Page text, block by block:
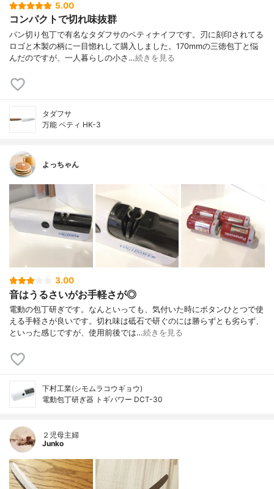
5.00
コンパクトで切れ味抜群
パン切り包丁で有名なタダフサのペティナイフです。刃に刻印されてる
ロゴと木製の柄に一目惚れして購入しました。170mmの三徳包丁と悩
んだのですが、一人暮らしの小さ…続きを見る
タダフサ
万能 ペティ HK-3
よっちゃん
3.00
音はうるさいがお手軽さが◎
電動の包丁研ぎです。なんといっても、気付いた時にボタンひとつで使
える手軽さが良いです。切れ味は砥石で研ぐのには勝らずとも劣らず、
といった感じですが、使用前後では…続きを見る
下村工業(シモムラコウギョウ)
電動包丁研ぎ器 トギパワー DCT-30
２児母主婦
Junko